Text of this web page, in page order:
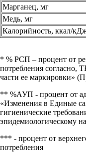
Марганец, мг
Медь, мг
Калорийность, ккал/
* % РСП – процент от
потребления согласно,
части ее маркировки»
** %АУП - процент от
«Изменения в Единые
гигиенические
эпидемиологическому
*** - процент от
потребления